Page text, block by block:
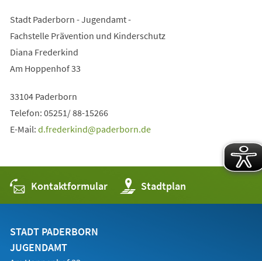
Stadt Paderborn - Jugendamt -
Fachstelle Prävention und Kinderschutz
Diana Frederkind
Am Hoppenhof 33
33104 Paderborn
Telefon: 05251/ 88-15266
E-Mail: d.frederkind paderborn de
Kontaktformular Stadtplan
(Öffnet
in
einem
STADT PADERBORN
JUGENDAMT